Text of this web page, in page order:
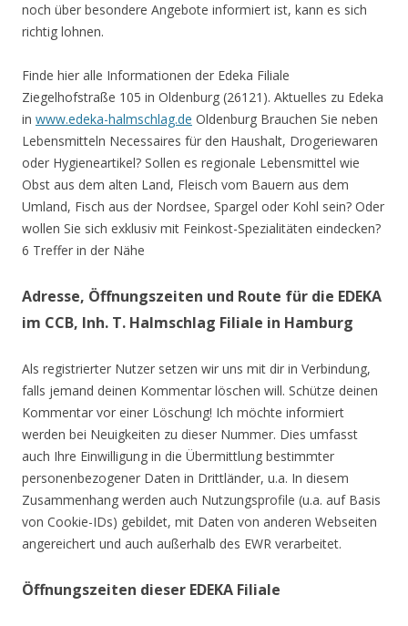
noch über besondere Angebote informiert ist, kann es sich
richtig lohnen.
Finde hier alle Informationen der Edeka Filiale
Ziegelhofstraße 105 in Oldenburg (26121). Aktuelles zu Edeka
in www.edeka-halmschlag.de Oldenburg Brauchen Sie neben
Lebensmitteln Necessaires für den Haushalt, Drogeriewaren
oder Hygieneartikel? Sollen es regionale Lebensmittel wie
Obst aus dem alten Land, Fleisch vom Bauern aus dem
Umland, Fisch aus der Nordsee, Spargel oder Kohl sein? Oder
wollen Sie sich exklusiv mit Feinkost-Spezialitäten eindecken?
6 Treffer in der Nähe
Adresse, Öffnungszeiten und Route für die EDEKA
im CCB, Inh. T. Halmschlag Filiale in Hamburg
Als registrierter Nutzer setzen wir uns mit dir in Verbindung,
falls jemand deinen Kommentar löschen will. Schütze deinen
Kommentar vor einer Löschung! Ich möchte informiert
werden bei Neuigkeiten zu dieser Nummer. Dies umfasst
auch Ihre Einwilligung in die Übermittlung bestimmter
personenbezogener Daten in Drittländer, u.a. In diesem
Zusammenhang werden auch Nutzungsprofile (u.a. auf Basis
von Cookie-IDs) gebildet, mit Daten von anderen Webseiten
angereichert und auch außerhalb des EWR verarbeitet.
Öffnungszeiten dieser EDEKA Filiale